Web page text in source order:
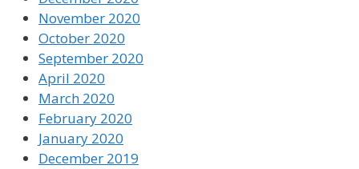
November 2020
October 2020
September 2020
April 2020
March 2020
February 2020
January 2020
December 2019